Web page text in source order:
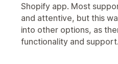
Shopify app. Most
and attentive, but this
into other options, as
functionality and support.